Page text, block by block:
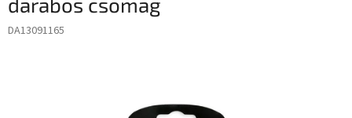
DA13091165